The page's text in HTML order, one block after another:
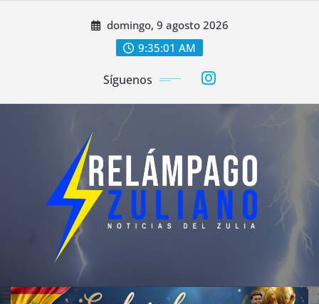
domingo, 9 agosto 2026
9:35:03 AM
Síguenos